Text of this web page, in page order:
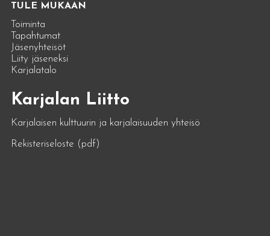
TULE MUKAAN
Toiminta
Tapahtumat
Jäsenyhteisöt
Liity jäseneksi
Karjalatalo
Karjalan Liitto
Karjalaisen kulttuurin ja karjalaisuuden yhteisö
Rekisteriseloste (pdf)